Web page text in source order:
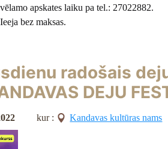
vēlamo apskates laiku pa tel.: 27022882.
Ieeja bez maksas.
radošais
DEJU
kur : Kandavas kultūras nams